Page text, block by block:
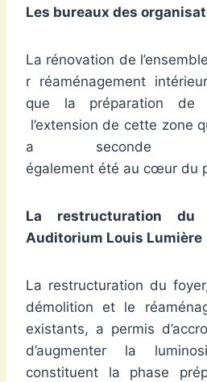
Les bureaux des
La rénovation de
r réaménagement
que la préparation de
l’extension de cette zone
a seconde
également été au cœur du
La restructuration
Auditorium Louis Lumière
La restructuration du
démolition et le
existants, a permis
d’augmenter la
constituent la phase